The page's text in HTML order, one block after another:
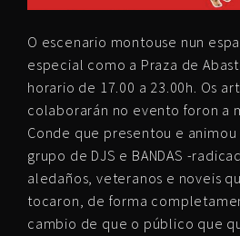
O escenario montouse nun
especial como a Praza de
horario de 17.00 a 23.00h. Os
colaborarán no evento foron a
Conde que presentou e
grupo de DJS e BANDAS -
aledaños, veteranos e noveis
tocaron, de forma
cambio de que o público que